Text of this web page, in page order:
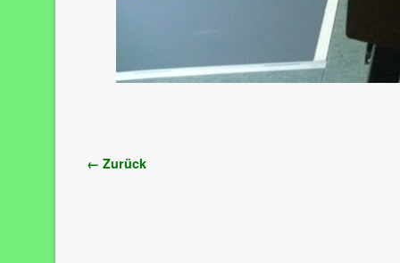
Bilder-Navigation
← Zurück